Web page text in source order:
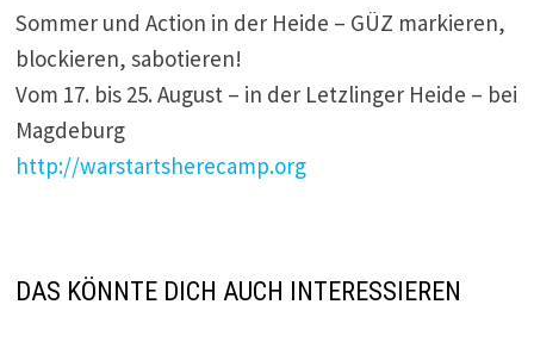
Sommer und Action in der Heide – GÜZ markieren,
blockieren, sabotieren!
Vom 17. bis 25. August – in der Letzlinger Heide – bei
Magdeburg
http://warstartsherecamp.org
DAS KÖNNTE DICH AUCH INTERESSIEREN